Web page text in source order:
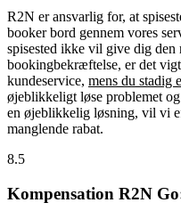
R2N er ansvarlig for, at
booker bord gennem vores
spisested ikke vil give dig den
bookingbekræftelse, er det
kundeservice, mens du stadig
øjeblikkeligt løse problemet
en øjeblikkelig løsning, vil vi
manglende rabat.
8.5
Kompensation R2N